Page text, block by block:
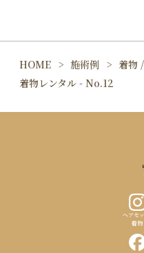
HOME 施術例
着物
着物レンタル - No.12
ヘアセ
着物